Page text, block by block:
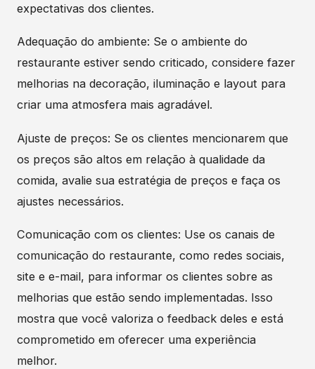
expectativas dos clientes.
Adequação do ambiente: Se o ambiente do
restaurante estiver sendo criticado, considere fazer
melhorias na decoração, iluminação e layout para
criar uma atmosfera mais agradável.
Ajuste de preços: Se os clientes mencionarem que
os preços são altos em relação à qualidade da
comida, avalie sua estratégia de preços e faça os
ajustes necessários.
Comunicação com os clientes: Use os canais de
comunicação do restaurante, como redes sociais,
site e e-mail, para informar os clientes sobre as
melhorias que estão sendo implementadas. Isso
mostra que você valoriza o feedback deles e está
comprometido em oferecer uma experiência
melhor.